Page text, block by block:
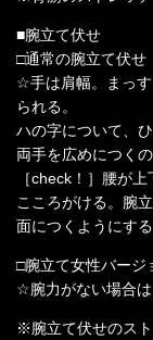
■腕立て伏せ
□通常の腕立て伏せ
☆手は肩幅。まっ
られる。
ハの字について、
両手を広めにつくの
［check！］腰が
こころがける。腕
面につくようにする
□腕立て女性バージ
☆腕力がない場合は
※腕立て伏せのス